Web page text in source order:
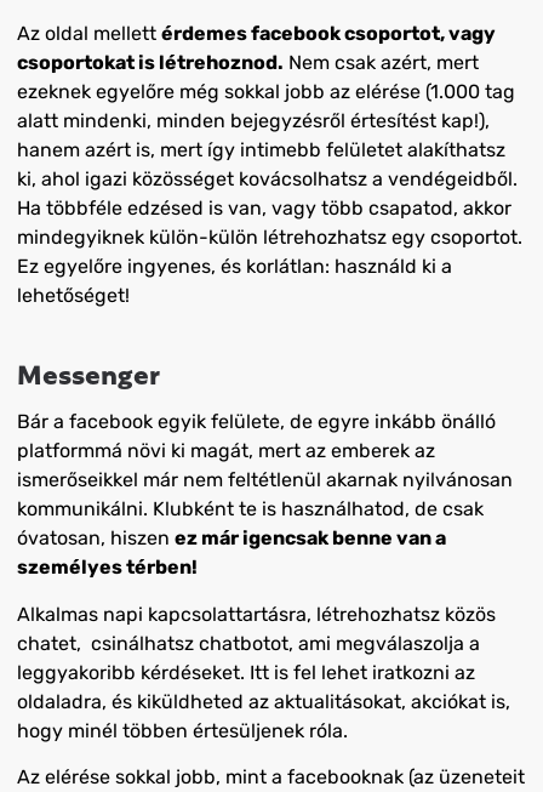
Az oldal mellett érdemes facebook csoportot, vagy
csoportokat is létrehoznod. Nem csak azért, mert
ezeknek egyelőre még sokkal jobb az elérése (1.000 tag
alatt mindenki, minden bejegyzésről értesítést kap!),
hanem azért is, mert így intimebb felületet alakíthatsz
ki, ahol igazi közösséget kovácsolhatsz a vendégeidből.
Ha többféle edzésed is van, vagy több csapatod, akkor
mindegyiknek külön-külön létrehozhatsz egy csoportot.
Ez egyelőre ingyenes, és korlátlan: használd ki a
lehetőséget!
Messenger
Bár a facebook egyik felülete, de egyre inkább önálló
platformmá növi ki magát, mert az emberek az
ismerőseikkel már nem feltétlenül akarnak nyilvánosan
kommunikálni. Klubként te is használhatod, de csak
óvatosan, hiszen ez már igencsak benne van a
személyes térben!
Alkalmas napi kapcsolattartásra, létrehozhatsz közös
chatet, csinálhatsz chatbotot, ami megválaszolja a
leggyakoribb kérdéseket. Itt is fel lehet iratkozni az
oldaladra, és kiküldheted az aktualitásokat, akciókat is,
hogy minél többen értesüljenek róla.
Az elérése sokkal jobb, mint a facebooknak (az üzeneteit